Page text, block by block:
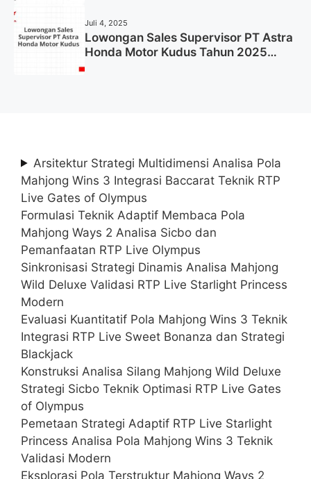
Juli 4, 2025
Lowongan Sales Supervisor PT Astra
Honda Motor Kudus Tahun 2025
Arsitektur Strategi Multidimensi Analisa Pola
Mahjong Wins 3 Integrasi Baccarat Teknik RTP
Live Gates of Olympus
Formulasi Teknik Adaptif Membaca Pola
Mahjong Ways 2 Analisa Sicbo dan
Pemanfaatan RTP Live Olympus
Sinkronisasi Strategi Dinamis Analisa Mahjong
Wild Deluxe Validasi RTP Live Starlight Princess
Modern
Evaluasi Kuantitatif Pola Mahjong Wins 3 Teknik
Integrasi RTP Live Sweet Bonanza dan Strategi
Blackjack
Konstruksi Analisa Silang Mahjong Wild Deluxe
Strategi Sicbo Teknik Optimasi RTP Live Gates
of Olympus
Pemetaan Strategi Adaptif RTP Live Starlight
Princess Analisa Pola Mahjong Wins 3 Teknik
Validasi Modern
Eksplorasi Pola Terstruktur Mahjong Ways 2